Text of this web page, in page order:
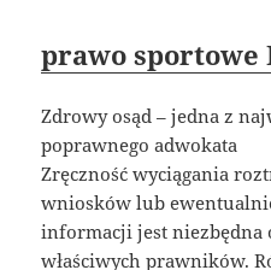
prawo sportowe
Zdrowy osąd – jedna z
poprawnego adwokata
Zręczność wyciągania
wniosków lub
informacji jest niezbędna
właściwych prawników.